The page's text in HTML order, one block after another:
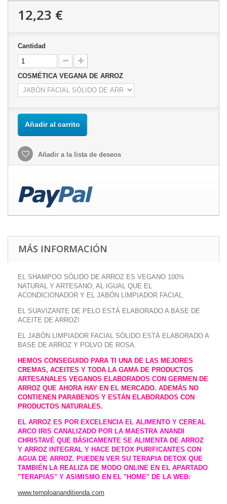
12,23 €
Cantidad
COSMÉTICA VEGANA DE ARROZ
Añadir al carrito
Añadir a la lista de deseos
MÁS INFORMACIÓN
EL SHAMPOO SÓLIDO DE ARROZ ES VEGANO 100%
NATURAL Y ARTESANO, AL IGUAL QUE EL
ACONDICIONADOR Y EL JABÓN LIMPIADOR FACIAL.
EL SUAVIZANTE DE PELO ESTÁ ELABORADO A BASE DE
ACEITE DE ARROZ!
EL JABÓN LIMPIADOR FACIAL SÓLIDO ESTÁ ELABORADO A
BASE DE ARROZ Y POLVO DE ROSA.
HEMOS CONSEGUIDO PARA TI UNA DE LAS MEJORES
CREMAS, ACEITES Y TODA LA GAMA DE PRODUCTOS
ARTESANALES VEGANOS ELABORADOS CON GERMEN DE
ARROZ QUE AHORA HAY EN EL MERCADO. ADEMÁS NO
CONTIENEN PARABENOS Y ESTÁN ELABORADOS CON
PRODUCTOS NATURALES.
EL ARROZ ES POR EXCELENCIA EL ALIMENTO Y CEREAL
ARCO IRIS CANALIZADO POR LA MAESTRA ANANDI
CHRISTAVÉ QUE BÁSICAMENTE SE ALIMENTA DE ARROZ
Y ARROZ INTEGRAL Y HACE DETOX PURIFICANTES CON
AGUA DE ARROZ. PUEDEN VER SU TERAPIA DETOX QUE
TAMBIÉN LA REALIZA DE MODO ONLINE EN EL APARTADO
"TERAPIAS" Y ASIMISMO EN EL "HOME" DE LA WEB:
www.temploananditienda.com